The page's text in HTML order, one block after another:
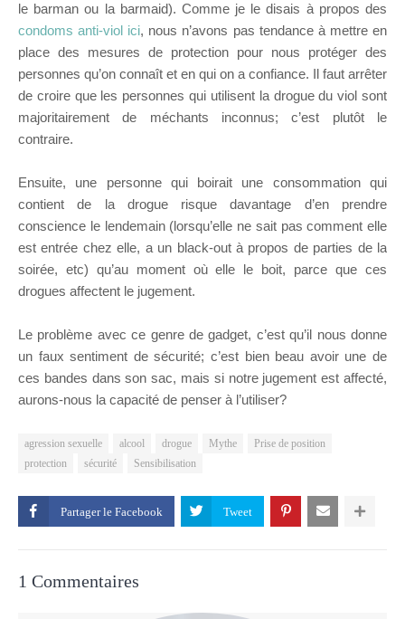
le barman ou la barmaid). Comme je le disais à propos des
condoms anti-viol ici, nous n’avons pas tendance à mettre en
place des mesures de protection pour nous protéger des
personnes qu’on connaît et en qui on a confiance. Il faut arrêter
de croire que les personnes qui utilisent la drogue du viol sont
majoritairement de méchants inconnus; c’est plutôt le
contraire.
Ensuite, une personne qui boirait une consommation qui
contient de la drogue risque davantage d’en prendre
conscience le lendemain (lorsqu’elle ne sait pas comment elle
est entrée chez elle, a un black-out à propos de parties de la
soirée, etc) qu’au moment où elle le boit, parce que ces
drogues affectent le jugement.
Le problème avec ce genre de gadget, c’est qu’il nous donne
un faux sentiment de sécurité; c’est bien beau avoir une de
ces bandes dans son sac, mais si notre jugement est affecté,
aurons-nous la capacité de penser à l’utiliser?
agression sexuelle alcool drogue Mythe
Prise de position
protection
sécurité Sensibilisation
Partager le
1 Commentaires